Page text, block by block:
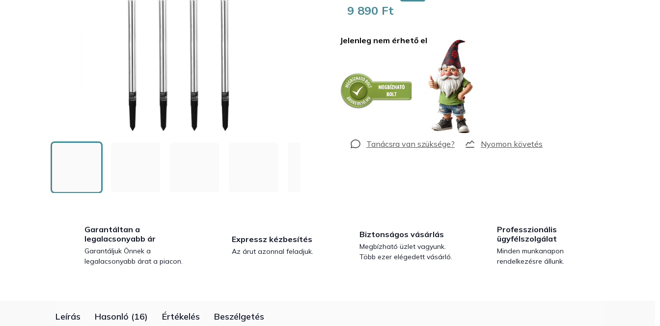
9 890 Ft
Jelenleg nem érhető el
Nyomon követés
Garantáltan a
legalacsonyabb ár
Garantáljuk Önnek a
legalacsonyabb árat a piacon.
Expressz kézbesítés
Az árut azonnal feladjuk.
Biztonságos vásárlás
Megbízható üzlet vagyunk.
Több ezer elégedett vásárló.
Professzionális
ügyfélszolgálat
Minden munkanapon
rendelkezésre állunk.
Leírás Hasonló (16) Értékelés Beszélgetés